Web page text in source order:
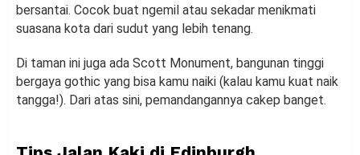
bersantai. Cocok buat ngemil atau sekadar menikmati
suasana kota dari sudut yang lebih tenang.
Di taman ini juga ada Scott Monument, bangunan tinggi
bergaya gothic yang bisa kamu naiki (kalau kamu kuat naik
tangga!). Dari atas sini, pemandangannya cakep banget.